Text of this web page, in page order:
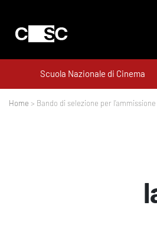
Scuola Nazionale di Cinema
Home > Bando di selezione per